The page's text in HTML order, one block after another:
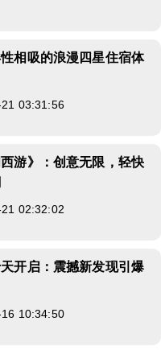
相吸的浪漫四星住宿体
03:31:56
游》：创意无限，轻快
02:32:02
天开启：震撼新发现引爆
10:34:50